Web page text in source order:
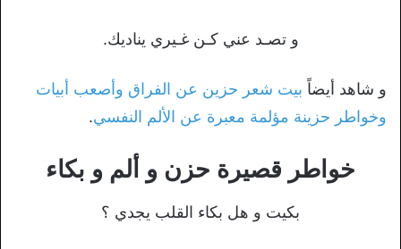
و تصـد عني كـن غـيري يناديك.
و شاهد أيضاً بيت شعر حزين عن الفراق وأصعب أبيات
وخواطر حزينة مؤلمة معبرة عن الألم النفسي.
خواطر قصيرة حزن و ألم و بكاء
بكيت و هل بكاء القلب يجدي ؟